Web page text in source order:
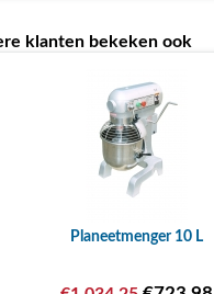
klanten bekeken ook
Planeetmenger 10 L